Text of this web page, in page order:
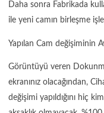
Daha sonra Fabrikada
ile yeni camın birleşme
Yapılan Cam değişiminin
Görüntüyü veren
ekranınız olacağından,
değişimi yapıldığını hiç